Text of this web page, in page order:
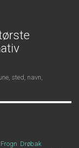
sted, navn,
Frogn Drøbak